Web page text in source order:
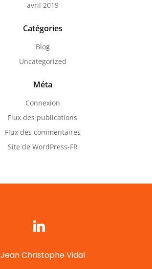
avril 2019
Catégories
Blog
Uncategorized
Méta
Connexion
Flux des publications
Flux des commentaires
Site de WordPress-FR
Jean Christophe Vidal